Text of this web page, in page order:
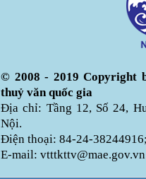
© 2008 - 2019 Copyright
thuỷ văn quốc gia
Địa chỉ: Tầng 12, Số 24,
Nội.
Điện thoại: 84-24-
E-mail: vtttkttv@mae.gov.vn